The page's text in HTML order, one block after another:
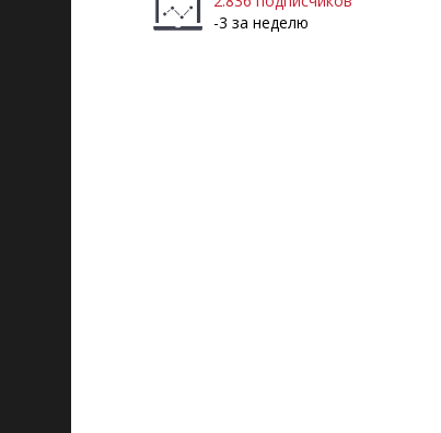
-3 за неделю